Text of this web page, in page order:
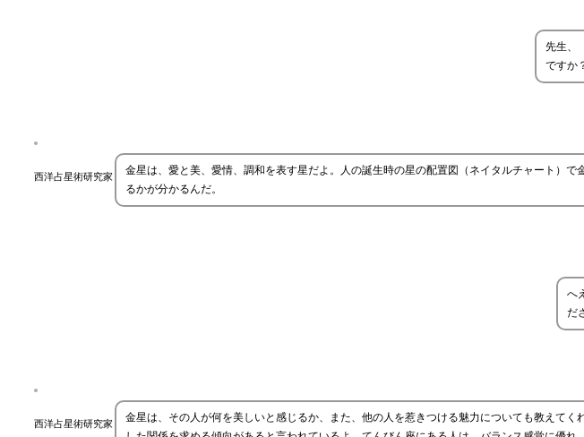
先生、
ですか
西洋占星術研究家
金星は、愛と美、愛情、調和を表す星だよ。人の誕生時の星の配置図（ネイタルチャート）
るかが分かるんだ。
へ
だ
西洋占星術研究家
金星は、その人が何を美しいと感じるか、また、他の人を惹きつける魅力についても教えて